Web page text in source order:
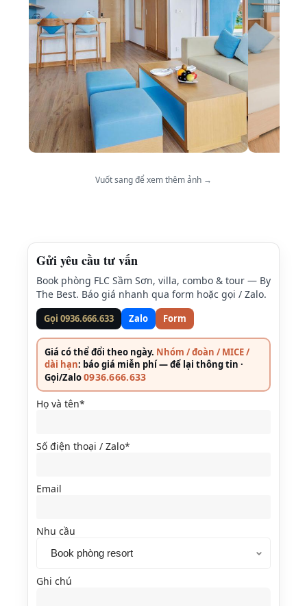
Vuốt sang để xem thêm ảnh →
Gửi yêu cầu tư vấn
Book phòng FLC Sầm Sơn, villa, combo & tour — By
The Best. Báo giá nhanh qua form hoặc gọi / Zalo.
Gọi 0936.666.633 Zalo Form
Giá có thể đổi theo ngày. Nhóm / đoàn / MICE /
dài hạn: báo giá miễn phí — để lại thông tin ·
Gọi/Zalo0936.666.633
Họ và tên*
Số điện thoại / Zalo*
Email
Nhu cầu
Ghi chú